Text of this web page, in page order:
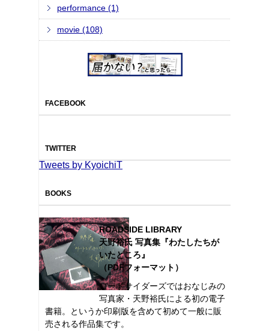
performance (1)
movie (108)
FACEBOOK
TWITTER
Tweets by KyoichiT
BOOKS
ROADSIDE LIBRARY
天野裕氏 写真集『わたしたちが
いたところ』
（PDFフォーマット）
ロードサイダーズではおなじみの
写真家・天野裕氏による初の電子
書籍。というか印刷版を含めて初めて一般に販
売される作品集です。